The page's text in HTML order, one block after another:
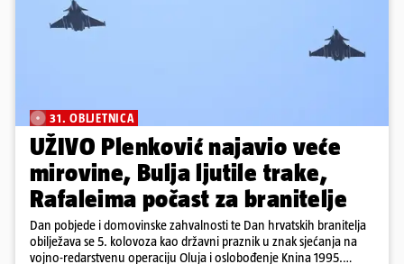
31. OBLJETNICA
UŽIVO Plenković najavio veće
mirovine, Bulja ljutile trake,
Rafaleima počast za branitelje
Dan pobjede i domovinske zahvalnosti te Dan hrvatskih branitelja
obilježava se 5. kolovoza kao državni praznik u znak sjećanja na
vojno-redarstvenu operaciju Oluja i oslobođenje Knina 1995.